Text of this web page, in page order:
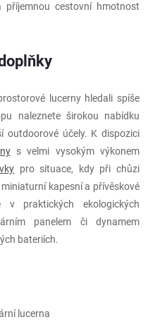
cestovní hmotnost
lucerny hledali spíše
naleznete širokou nabídku
outdoorové účely. K dispozici
s velmi vysokým výkonem
pro situace, kdy při chůzi
kapesní a přívěskové
praktických ekologických
panelem či dynamem
bateriích.
lucerna